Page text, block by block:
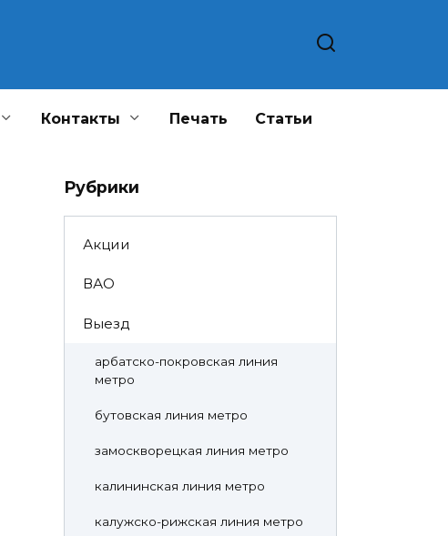
Контакты Печать Статьи
Рубрики
Акции
ВАО
Выезд
арбатско-покровская линия
метро
бутовская линия метро
замоскворецкая линия метро
калининская линия метро
калужско-рижская линия метро